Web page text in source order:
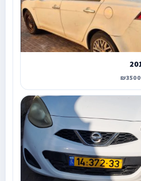
₪3500